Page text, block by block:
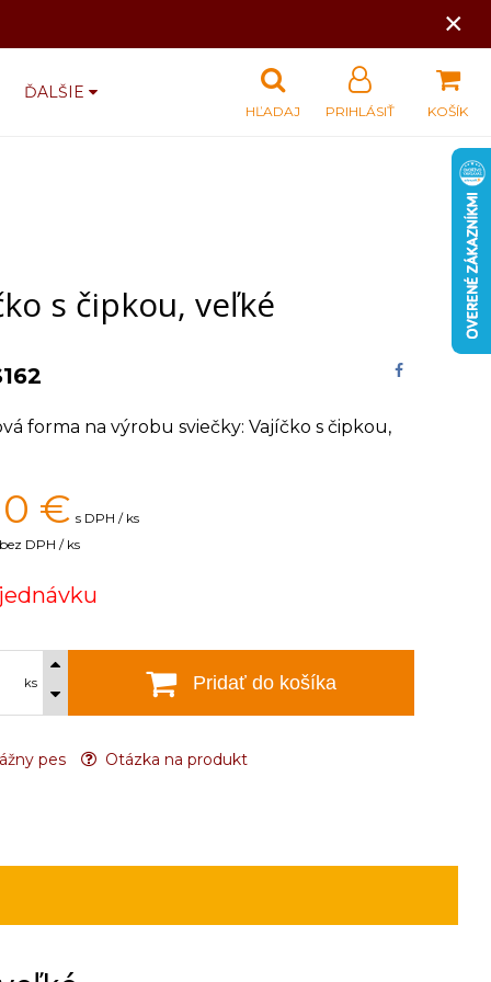
×
ĎALŠIE
KOŠÍK
PRIHLÁSIŤ
HĽADAJ
s čipkou, veľké
forma na výrobu sviečky: Vajíčko s čipkou,
€ s DPH / ks
bez DPH / ks
ks Pridať do košíka
pes Otázka na produkt